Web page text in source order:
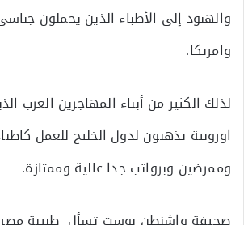
والهنود إلى الأطباء الذين يحملون
وامريكا.
لذلك الكثير من أبناء المهاجرين العرب
اوروبية يذهبون لدول الخليج للعمل
وممرضين وبرواتب جدا عالية وممتازة.